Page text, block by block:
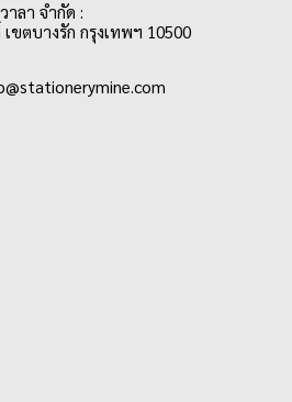
าลา จำกัด :
ขตบางรัก กรุงเทพฯ 10500